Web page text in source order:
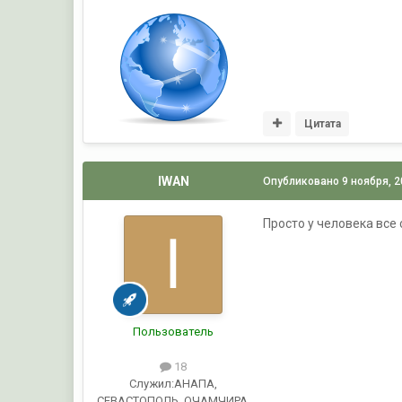
Цитата
IWAN
Пользователь
18
Служил:АНАПА,
Опубликовано9 ноября,
Просто у человека все